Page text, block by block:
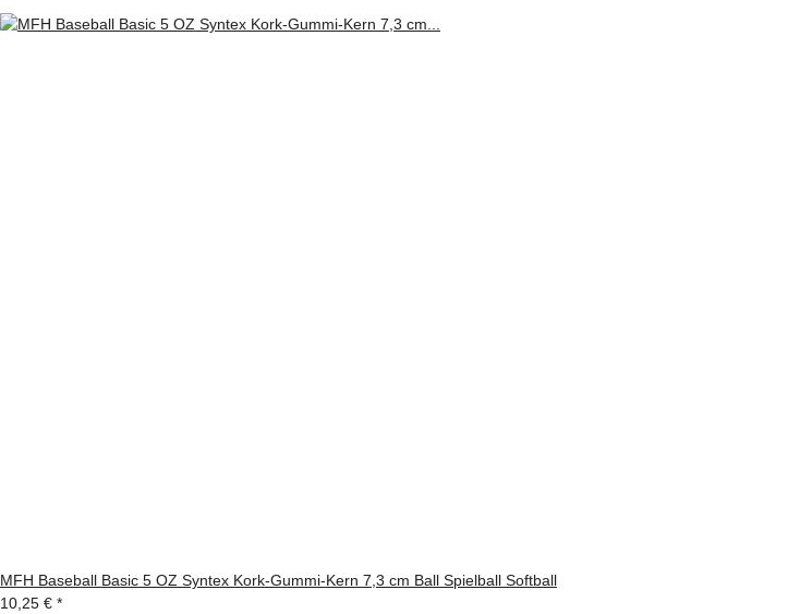
MFH Baseball Basic 5 OZ Syntex Kork-Gummi-Kern 7,3 cm Ball Spielball Softball
10,25 € *